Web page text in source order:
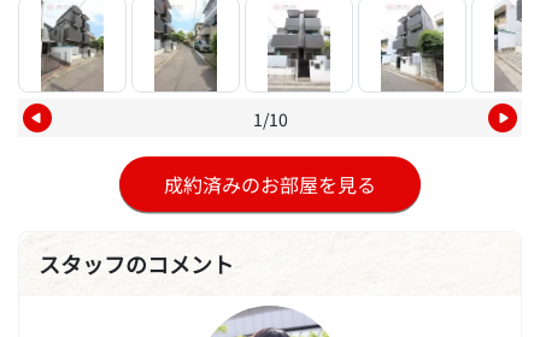
1/10
成約済みのお部屋を見る
スタッフのコメント